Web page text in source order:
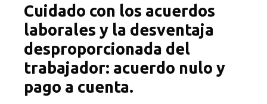
Cuidado con los acuerdos
laborales y la desventaja
desproporcionada del
trabajador: acuerdo nulo y
pago a cuenta.